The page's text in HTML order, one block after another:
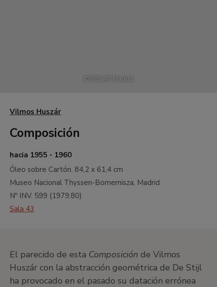
©VEGAP, Madrid
Vilmos Huszár
Composición
hacia 1955 - 1960
Óleo sobre Cartón. 84,2 x 61,4 cm
Museo Nacional Thyssen-Bornemisza, Madrid
Nº INV. 599 (1979.80)
Sala 43
El parecido de esta Composición de Vilmos
Huszár con la abstracción geométrica de De Stijl
ha provocado en el pasado su datación errónea